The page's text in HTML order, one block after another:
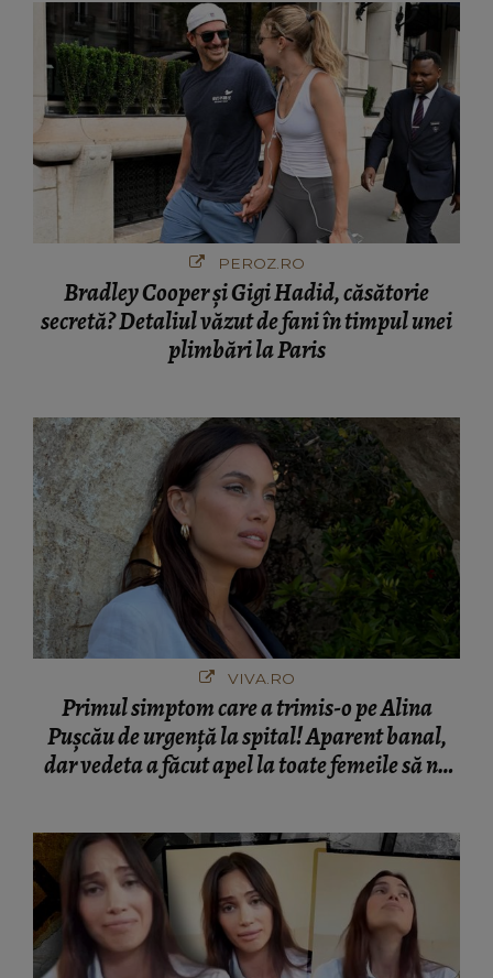
PEROZ.RO
Bradley Cooper și Gigi Hadid, căsătorie
secretă? Detaliul văzut de fani în timpul unei
plimbări la Paris
VIVA.RO
Primul simptom care a trimis-o pe Alina
Pușcău de urgență la spital! Aparent banal,
dar vedeta a făcut apel la toate femeile să nu
tot, a mai atras atenția asupra unui aspect,
ignorat: "Aceste tumori...”